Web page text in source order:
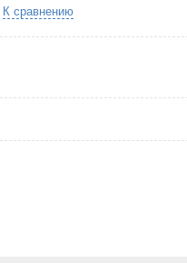
К сравнению